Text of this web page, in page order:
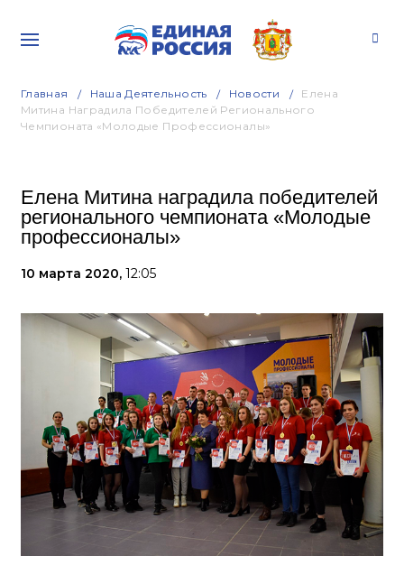
Главная Наша Деятельность Новости
Елена
Митина Наградила Победителей Регионального
Чемпионата «Молодые Профессионалы»
Елена Митина наградила победителей
регионального чемпионата «Молодые
профессионалы»
10 марта 2020, 12:05